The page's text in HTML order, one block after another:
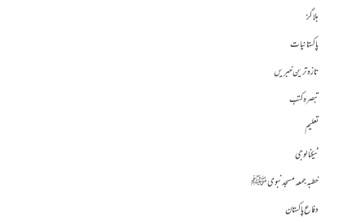
بلاگز
پاکستانیات
تازہ ترین خبریں
تبصرہ کتب
تعلیم
ٹیکنالوجی
خطبہ جمعہ مسجد نبوی ﷺ
دفاع پاکستان